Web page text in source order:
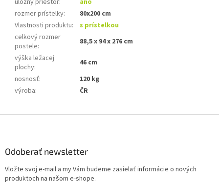
rozmer prístelky:
80x200 cm
Vlastnosti produktu:
s prístelkou
celkový rozmer
postele:
88,5 x 94 x 276 cm
výška ležacej
plochy:
46 cm
nosnosť:
120 kg
výroba: ČR
Odoberať newsletter
Vložte svoj e-mail a my Vám budeme zasielať informácie o nových
produktoch na našom e-shope.